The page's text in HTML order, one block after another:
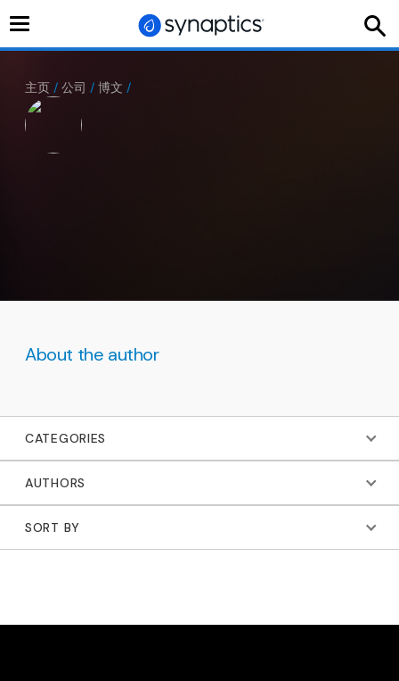
切
航
主页 / 公司 / 博文 /
CATEGORIES
AUTHORS
SORT BY
About the author